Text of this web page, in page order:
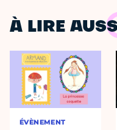
À LIRE
ÉVÈNEMENT